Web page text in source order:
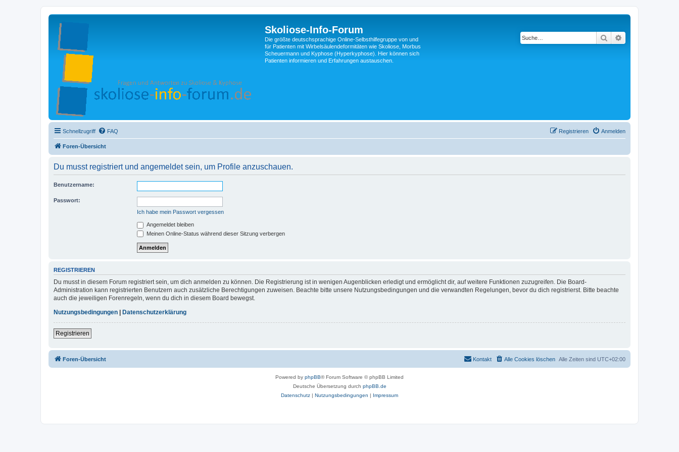
Skoliose-Info-Forum
Die größte deutschsprachige Online-Selbsthilfegruppe von und
für Patienten mit Wirbelsäulendeformitäten wie Skoliose, Morbus
Scheuermann und Kyphose (Hyperkyphose). Hier können sich
Patienten informieren und Erfahrungen austauschen.
Suche
Schnellzugriff FAQ Anmelden
Registrieren
Foren-Übersicht
Du musst registriert und angemeldet sein, um Profile anzuschauen.
Benutzername:
Passwort:
Ich habe mein Passwort vergessen
Angemeldet bleiben
Meinen Online-Status während dieser Sitzung verbergen
REGISTRIEREN
Du musst in diesem Forum registriert sein, um dich anmelden zu können. Die Registrierung ist in wenigen Augenblicken erledigt und ermöglicht dir, auf weitere Funktionen zuzugreifen. Die Board-
Administration kann registrierten Benutzern auch zusätzliche Berechtigungen zuweisen. Beachte bitte unsere Nutzungsbedingungen und die verwandten Regelungen, bevor du dich registrierst. Bitte beachte
auch die jeweiligen Forenregeln, wenn du dich in diesem Board bewegst.
Nutzungsbedingungen | Datenschutzerklärung
Registrieren
Foren-Übersicht Alle Zeiten sind UTC+02:00
Alle Cookies löschen
Kontakt
Powered by phpBB® Forum Software © phpBB Limited
Deutsche Übersetzung durch phpBB.de
Datenschutz | Nutzungsbedingungen | Impressum